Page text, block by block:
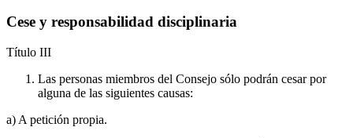
Cese y responsabilidad disciplinaria
Título III
Las personas miembros del Consejo sólo podrán cesar por
alguna de las siguientes causas:
a) A petición propia.